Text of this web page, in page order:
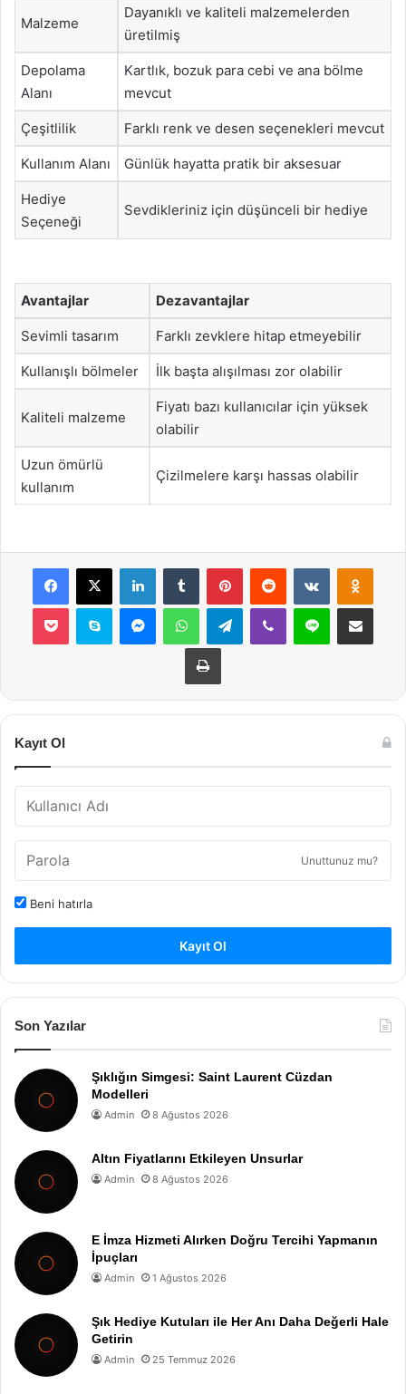
Malzeme
Dayanıklı ve kaliteli malzemelerden
üretilmiş
Depolama
Alanı
Kartlık, bozuk para cebi ve ana bölme
mevcut
Çeşitlilik Farklı renk ve desen seçenekleri mevcut
Kullanım Alanı Günlük hayatta pratik bir aksesuar
Hediye
Seçeneği
Sevdikleriniz için düşünceli bir hediye
Avantajlar Dezavantajlar
Sevimli tasarım Farklı zevklere hitap etmeyebilir
Kullanışlı bölmeler İlk başta alışılması zor olabilir
Kaliteli malzeme
Fiyatı bazı kullanıcılar için yüksek
olabilir
Uzun ömürlü
kullanım
Çizilmelere karşı hassas olabilir
Facebook
X LinkedInTumblr PinterestReddit VKontakte
Pocket Skype MessengerWhatsAppTelegramViber Line E-Posta ile
Yazdır
Kayıt Ol
Unuttunuz mu?
Beni hatırla
Kayıt Ol
Son Yazılar
Şıklığın Simgesi: Saint Laurent Cüzdan
Modelleri
Admin 8 Ağustos 2026
Altın Fiyatlarını Etkileyen Unsurlar
Admin 8 Ağustos 2026
E İmza Hizmeti Alırken Doğru Tercihi Yapmanın
İpuçları
Admin 1 Ağustos 2026
Şık Hediye Kutuları ile Her Anı Daha Değerli Hale
Getirin
Admin 25 Temmuz 2026